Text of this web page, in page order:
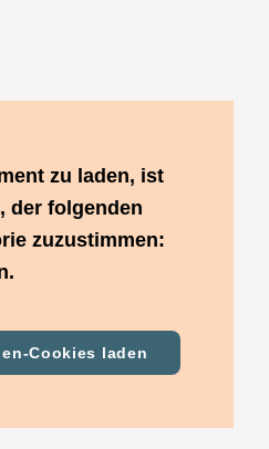
zu laden, ist
der folgenden
zuzustimmen:
Cookies laden